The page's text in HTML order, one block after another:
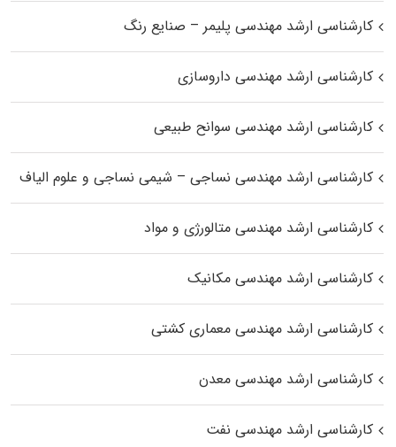
کارشناسی ارشد مهندسی پلیمر – صنایع رنگ
کارشناسی ارشد مهندسی داروسازی
کارشناسی ارشد مهندسی سوانح طبیعی
کارشناسی ارشد مهندسی نساجی – شیمی نساجی و علوم الیاف
کارشناسی ارشد مهندسی متالورژی و مواد
کارشناسی ارشد مهندسی مکانیک
کارشناسی ارشد مهندسی معماری کشتی
کارشناسی ارشد مهندسی معدن
کارشناسی ارشد مهندسی نفت